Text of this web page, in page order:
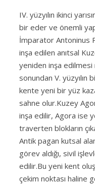
IV. yüzyılın ikinci
bir eder ve önemli
İmparator Antoninus
inşa edilen anıtsal
yeniden inşa edilmesi
sonundan V. yüzyılın
kente yeni bir yüz
sahne olur.Kuzey
inşa edilir, Agora ise
traverten blokların
Antik pagan kutsal
görev aldığı, sivil
edilir.Bu yeni kent
çekim noktası haline